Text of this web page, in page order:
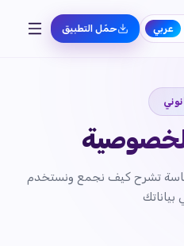
عربي حمّل التطبيق
تشرح كيف نجمع ونستخدم